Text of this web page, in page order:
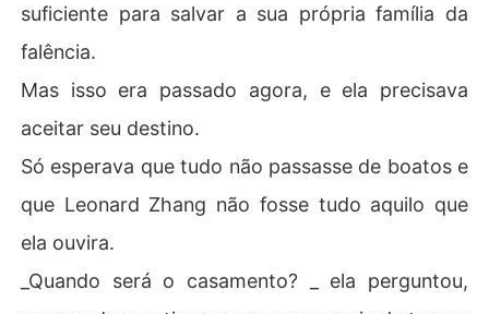
suficiente para salvar a sua própria família da
falência.
Mas isso era passado agora, e ela precisava
aceitar seu destino.
Só esperava que tudo não passasse de boatos e
que Leonard Zhang não fosse tudo aquilo que
ela ouvira.
_Quando será o casamento? _ ela perguntou,